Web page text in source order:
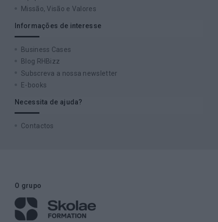
Missão, Visão e Valores
Informações de interesse
Business Cases
Blog RHBizz
Subscreva a nossa newsletter
E-books
Necessita de ajuda?
Contactos
O grupo